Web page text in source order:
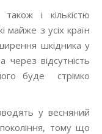
і кількістю
майже з усіх країн
шкідника у
через відсутність
буде стрімко
у весняний
тому що